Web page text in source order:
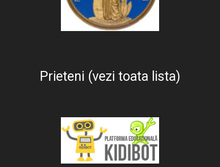
Prieteni (vezi toata lista)